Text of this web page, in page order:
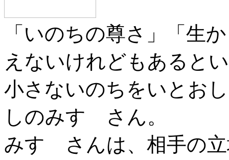
「いのちの尊さ」「生
えないけれどもあると
小さないのちをいとお
しのみすゞさん。
みすゞさんは、相手の